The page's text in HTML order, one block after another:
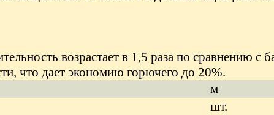
возрастает в 1,5 раза по сравнению
что дает экономию горючего до 20%.
м
шт.